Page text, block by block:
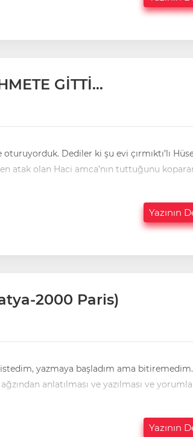
GİTTİ…
Dediler ki şu evi çırmıktı’lı
atak olan Haci amca’nın tuttuğunu
Yazının
2000 Paris)
yazmaya başladım ama
anlatılması ve yazılması ve
Yazının